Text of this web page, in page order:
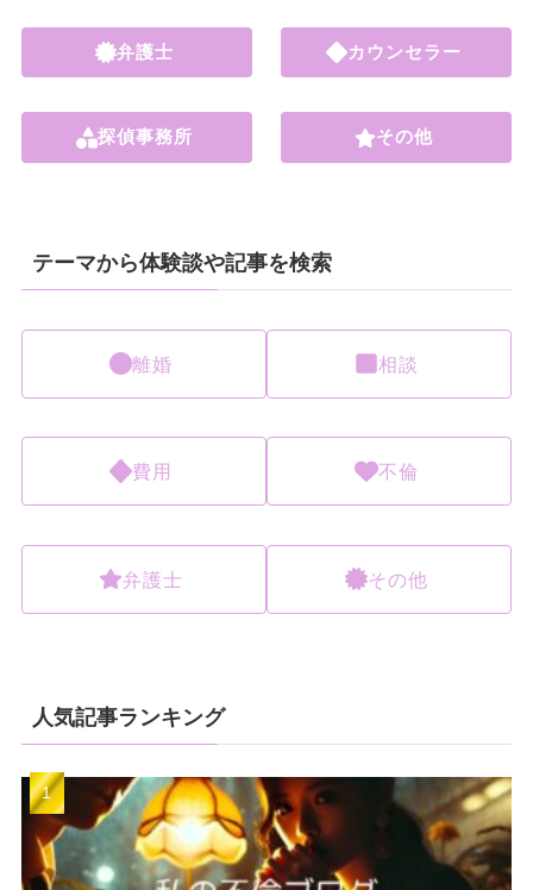
弁護士
探偵事務所
カウンセラー
その他
テーマから体験談や記事を検索
離婚 相談
費用 不倫
弁護士 その他
人気記事ランキング